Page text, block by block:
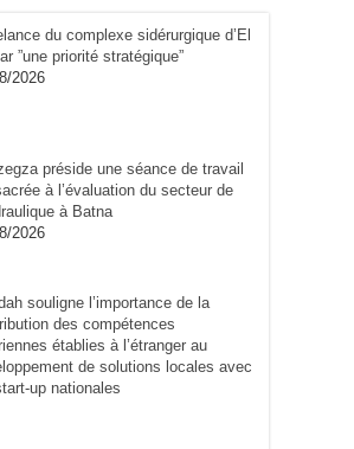
du complexe sidérurgique d’El
”une priorité stratégique”
2026
préside une séance de travail
à l’évaluation du secteur de
à Batna
2026
souligne l’importance de la
des compétences
établies à l’étranger au
de solutions locales avec
up nationales